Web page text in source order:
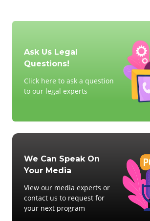
Ask Us Legal
Questions!
Click here to ask a question
to our legal experts
We Can Speak On
Your Media
View our media experts or
contact us to request for
your next program